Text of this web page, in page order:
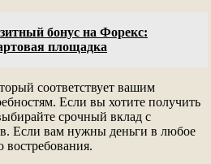
бонус на Форекс:
площадка
соответствует вашим
Если вы хотите получить
срочный вклад с
Если вам нужны деньги в любое
востребования.